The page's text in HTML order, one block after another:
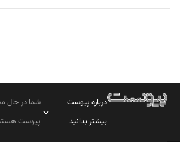
درباره پیوست
بیشتر بدانید
شما در حال
پیوست